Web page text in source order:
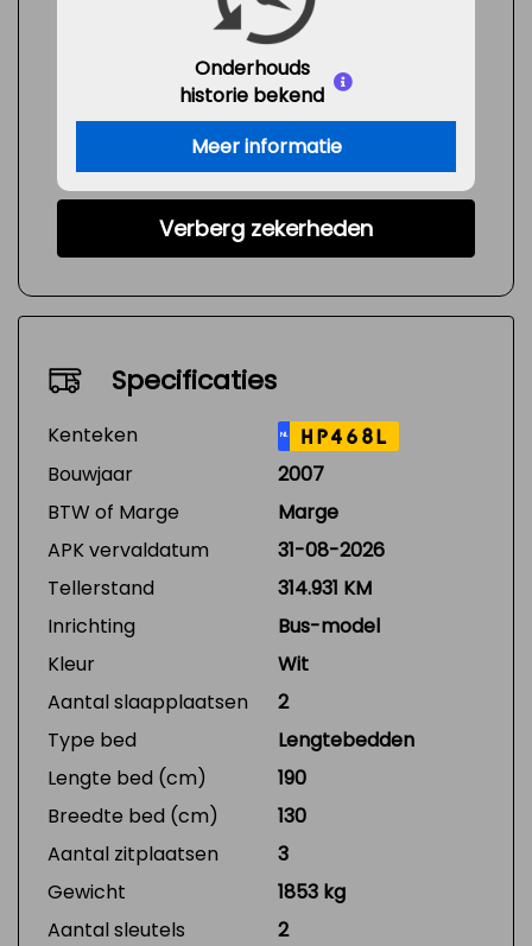
Onderhouds
historie bekend
Meer informatie
Verberg zekerheden
Specificaties
Kenteken NL HP468L
Bouwjaar
2007
BTW of Marge
Marge
APK vervaldatum
31-08-2026
Tellerstand
314.931 KM
Inrichting
Bus-model
Kleur
Wit
Aantal slaapplaatsen
2
Type bed
Lengtebedden
Lengte bed (cm)
190
Breedte bed (cm)
130
Aantal zitplaatsen
3
Gewicht
1853 kg
Aantal sleutels
2